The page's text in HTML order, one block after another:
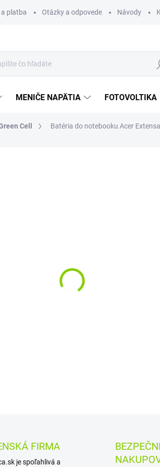
platba Otázky a odpovede Návody
MENIČE NAPÄTIA FOTOVOLTIKA
Cell Batéria do notebooku Acer
FIRMA
je spoľahlivá a